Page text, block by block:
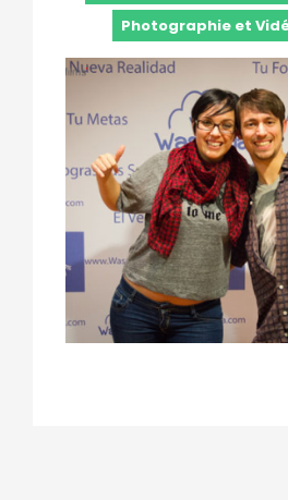
Photographie et